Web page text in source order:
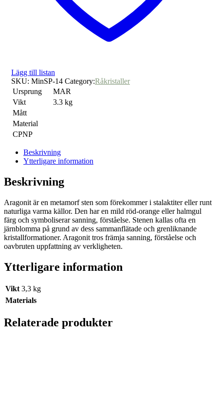
Lägg till listan
SKU: MinSP-14 Category:Råkristaller
Ursprung
MAR
Vikt
3.3 kg
Mått
Material
CPNP
Beskrivning
Ytterligare information
Beskrivning
Aragonit är en metamorf sten som förekommer i stalaktiter eller runt
naturliga varma källor. Den har en mild röd-orange eller halmgul
färg och symboliserar sanning, förståelse. Stenen kallas ofta en
järnblomma på grund av dess sammanflätade och grenliknande
kristallformationer. Aragonit tros främja sanning, förståelse och
oavbruten uppfattning av verkligheten.
Ytterligare information
Vikt 3,3 kg
Materials
Relaterade produkter